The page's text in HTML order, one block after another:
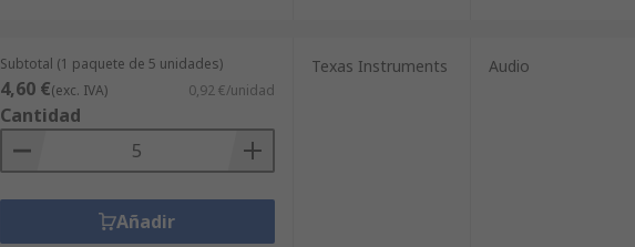
Subtotal (1 paquete de 5 unidades)
4,60 €(exc. IVA) 0,92 €/unidad
Cantidad
Añadir
Texas Instruments Audio